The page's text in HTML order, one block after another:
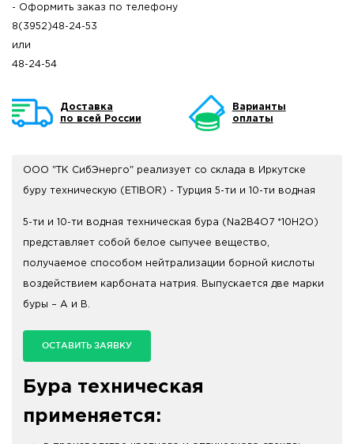
- Оформить заказ по телефону
8(3952)48-24-53
или
48-24-54
Доставка
по всей России
Варианты
оплаты
ООО "ТК СибЭнерго" реализует со склада в Иркутске
буру техническую (ETIBOR) - Турция 5-ти и 10-ти водная
5-ти и 10-ти водная техническая бура (Na2B4O7 *10H2O)
представляет собой белое сыпучее вещество,
получаемое способом нейтрализации борной кислоты
воздействием карбоната натрия. Выпускается две марки
буры – А и В.
ОСТАВИТЬ ЗАЯВКУ
Бура техническая
применяется: